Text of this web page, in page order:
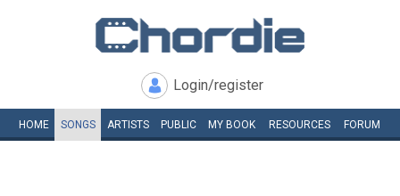
Login/register
HOME SONGS ARTISTS PUBLIC MY BOOK RESOURCES FORUM